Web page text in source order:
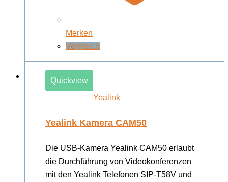
Merken
Vergleich
Quickview
Yealink
Yealink Kamera CAM50
Die USB-Kamera Yealink CAM50 erlaubt
die Durchführung von Videokonferenzen
mit den Yealink Telefonen SIP-T58V und